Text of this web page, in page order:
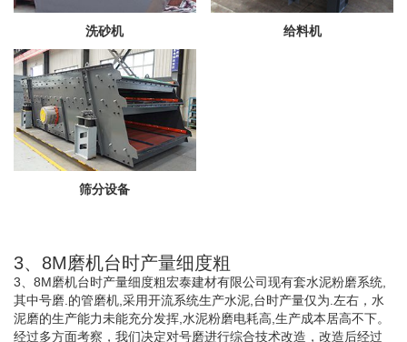
洗砂机 给料机
筛分设备
3、8M磨机台时产量细度粗
3、8M磨机台时产量细度粗宏泰建材有限公司现有套水泥粉磨系统,
其中号磨.的管磨机,采用开流系统生产水泥,台时产量仅为.左右，水
泥磨的生产能力未能充分发挥,水泥粉磨电耗高,生产成本居高不下。
经过多方面考察，我们决定对号磨进行综合技术改造，改造后经过